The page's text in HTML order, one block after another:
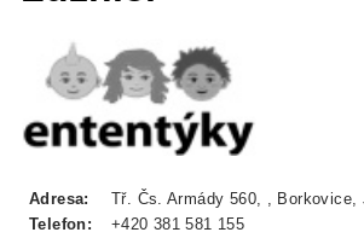
Adresa:
Tř. Čs. Armády 560, , Borkovice,
Telefon:
+420 381 581 155